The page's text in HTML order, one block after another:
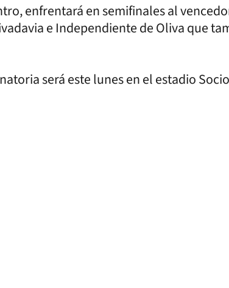
enfrentará en semifinales al
e Independiente de Oliva que
será este lunes en el estadio